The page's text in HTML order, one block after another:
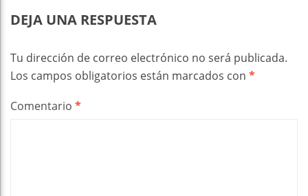
DEJA UNA RESPUESTA
Tu dirección de correo electrónico no será publicada.
Los campos obligatorios están marcados con *
Comentario *